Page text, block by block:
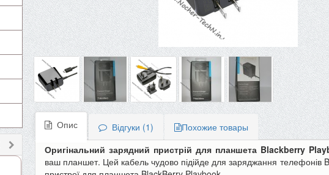
-9% -10%
Опис Відгуки (1)
Похожие товары
Оригінальний зарядний пристрій для планшета Blackberry
ваш планшет. Цей кабель чудово підійде для заряджання телефонів